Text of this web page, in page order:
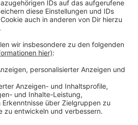
um den YouTube
Service zu laden!
einen Service eines
um Videoinhalte
Dieser Service kann
zu Ihren Aktivitäten